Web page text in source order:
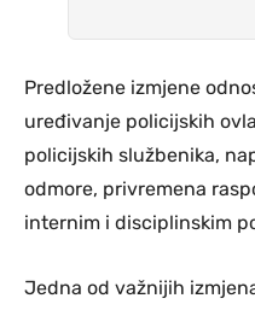
Predložene izmjene
uređivanje policijskih
policijskih službenika,
odmore, privremena
internim i disciplinskim
Jedna od važnijih